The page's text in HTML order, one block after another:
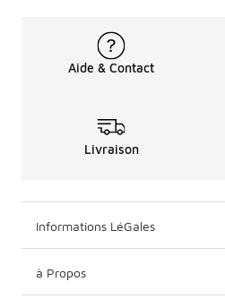
Aide & Contact
Livraison
Informations LéGales
à Propos